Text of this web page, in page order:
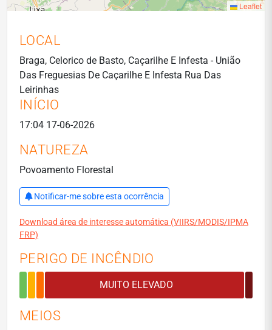
Leaflet
LOCAL
Braga, Celorico de Basto, Caçarilhe E Infesta - União
Das Freguesias De Caçarilhe E Infesta Rua Das
Leirinhas
INÍCIO
17:04 17-06-2026
NATUREZA
Povoamento Florestal
Notificar-me sobre esta ocorrência
Download área de interesse automática (VIIRS/MODIS/IPMA
FRP)
PERIGO DE INCÊNDIO
MEIOS